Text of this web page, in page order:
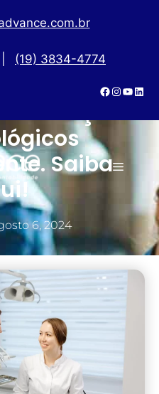
(19) 3834-4774
Serviços
Saiba
6, 2024